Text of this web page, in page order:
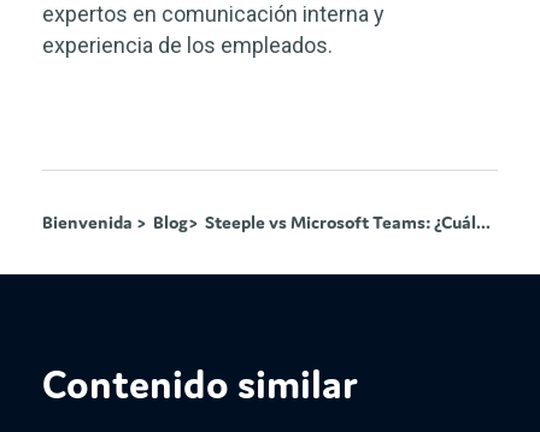
expertos en comunicación interna y
experiencia de los empleados.
Bienvenida > Blog> Steeple vs Microsoft Teams: ¿Cuál...
Contenido similar